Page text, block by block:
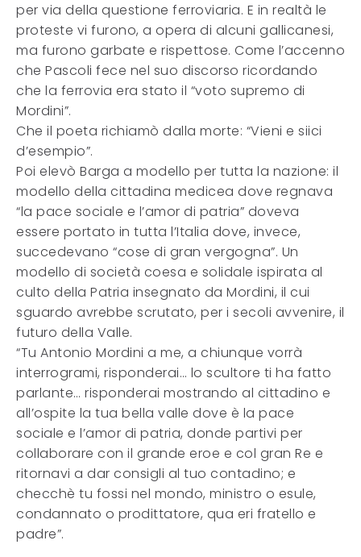
per via della questione ferroviaria. E in realtà le
proteste vi furono, a opera di alcuni gallicanesi,
ma furono garbate e rispettose. Come l’accenno
che Pascoli fece nel suo discorso ricordando
che la ferrovia era stato il “voto supremo di
Mordini”.
Che il poeta richiamò dalla morte: “Vieni e siici
d’esempio”.
Poi elevò Barga a modello per tutta la nazione: il
modello della cittadina medicea dove regnava
“la pace sociale e l’amor di patria” doveva
essere portato in tutta l’Italia dove, invece,
succedevano “cose di gran vergogna”. Un
modello di società coesa e solidale ispirata al
culto della Patria insegnato da Mordini, il cui
sguardo avrebbe scrutato, per i secoli avvenire, il
futuro della Valle.
“Tu Antonio Mordini a me, a chiunque vorrà
interrogrami, risponderai… lo scultore ti ha fatto
parlante… risponderai mostrando al cittadino e
all’ospite la tua bella valle dove è la pace
sociale e l’amor di patria, donde partivi per
collaborare con il grande eroe e col gran Re e
ritornavi a dar consigli al tuo contadino; e
checchè tu fossi nel mondo, ministro o esule,
condannato o prodittatore, qua eri fratello e
padre”.